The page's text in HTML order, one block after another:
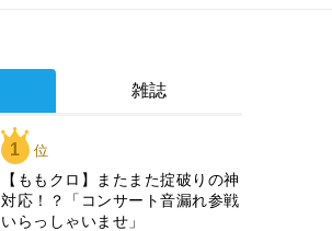
雑誌
1 位
【ももクロ】またまた掟破りの神
対応！？「コンサート音漏れ参戦
いらっしゃいませ」